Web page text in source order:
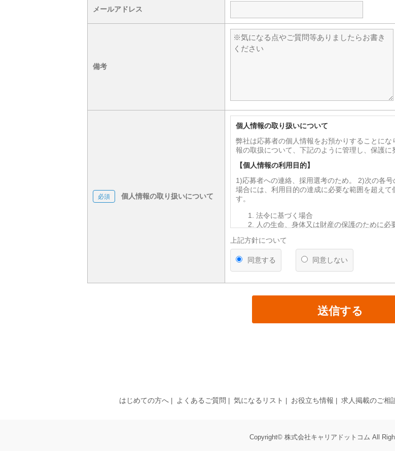
メールアドレス
備考
個人情報の取り扱いについて
個人情報の取り扱いについて
弊社は応募者の個人情報をお預かりすることに
報の取扱について、下記のように管理し、保護に
【個人情報の利用目的】
1)応募者への連絡、採用選考のため。 2)次の各
場合には、利用目的の達成に必要な範囲を超えて
す。
法令に基づく場合
人の生命、身体又は財産の保護のために
公衆衛生の向上又は児童の健全な育成の推
って、本人の同意を得ることが困難である
国の機関若しくは地方公共団体又はその委
遂行することに対して協力する必要がある
【第三者への提供】
弊社は法律で定められている場合を除いて、応
得ず第三者に提供・委託することはありません
【個人情報の開示等について】
た場合には、遅滞なく対応します。
上記方針について
同意する 同意しない
送信する
はじめての方へ よくあるご質問 気になるリスト お役立ち情報 求人掲載のご相
Copyright© 株式会社キャリアドットコム All